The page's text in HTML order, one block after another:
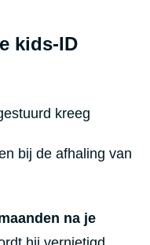
kids-ID
kreeg
bij de afhaling van
na je